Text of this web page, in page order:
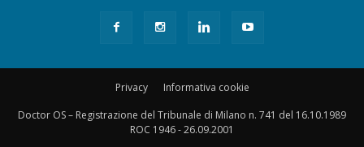
Privacy
Informativa cookie
Doctor OS – Registrazione del Tribunale di Milano n. 741 del 16.10.1989
ROC 1946 - 26.09.2001